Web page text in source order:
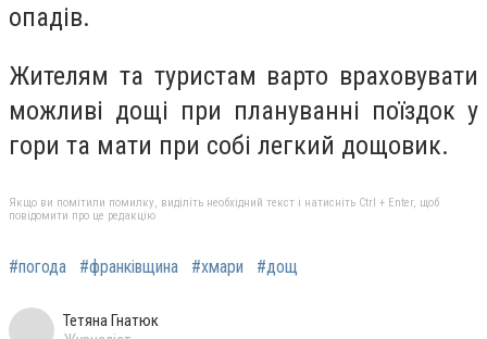
опадів.
Жителям та туристам варто враховувати
можливі дощі при плануванні поїздок у
гори та мати при собі легкий дощовик.
Якщо ви помітили помилку, виділіть необхідний текст і натисніть Ctrl + Enter, щоб
повідомити про це редакцію
#погода #франківщина #хмари #дощ
Тетяна Гнатюк